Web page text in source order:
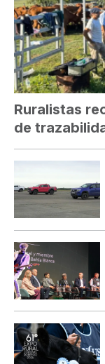
Ruralistas
de